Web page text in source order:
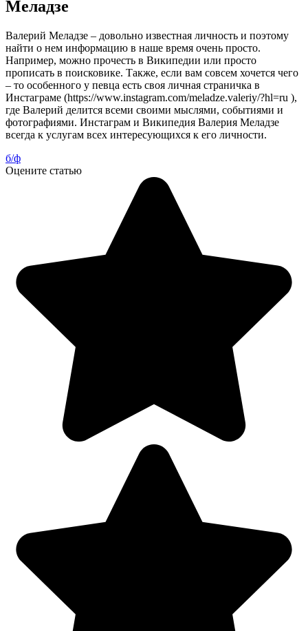
Меладзе
Валерий Меладзе – довольно известная личность и поэтому
найти о нем информацию в наше время очень просто.
Например, можно прочесть в Википедии или просто
прописать в поисковике. Также, если вам совсем хочется чего
– то особенного у певца есть своя личная страничка в
Инстаграме (https://www.instagram.com/meladze.valeriy/?hl=ru ),
где Валерий делится всеми своими мыслями, событиями и
фотографиями. Инстаграм и Википедия Валерия Меладзе
всегда к услугам всех интересующихся к его личности.
б/ф
Оцените статью